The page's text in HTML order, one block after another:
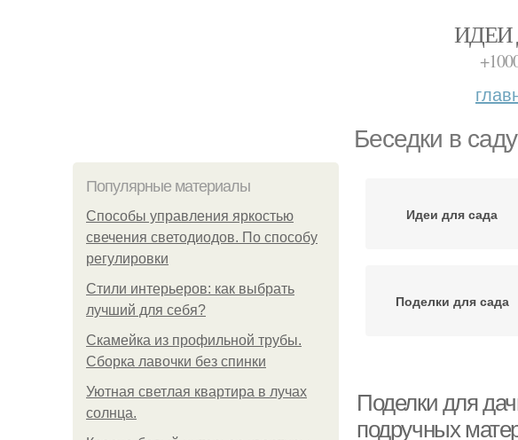
ИДЕИ
Беседки в саду
Популярные материалы
Способы управления яркостью
свечения светодиодов. По способу
регулировки
Стили интерьеров: как выбрать
лучший для себя?
Скамейка из профильной трубы.
Сборка лавочки без спинки
Уютная светлая квартира в лучах
солнца.
Идеи для сада
Поделки для сада
Поделки для
подручных